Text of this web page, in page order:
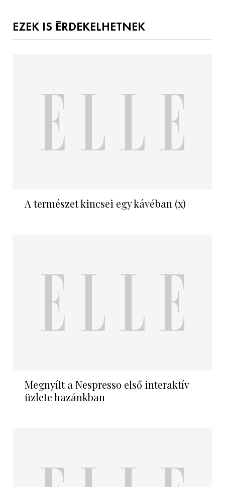
EZEK IS ÉRDEKELHETNEK
A természet kincsei egy kávéban (x)
Megnyílt a Nespresso első interaktív
üzlete hazánkban